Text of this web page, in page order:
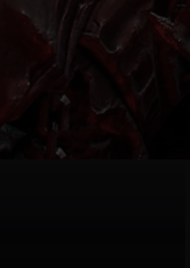
da più di un Boss, quindi
drop solo da parte dell'
Eco di
un oggetto specifico è stata
generale